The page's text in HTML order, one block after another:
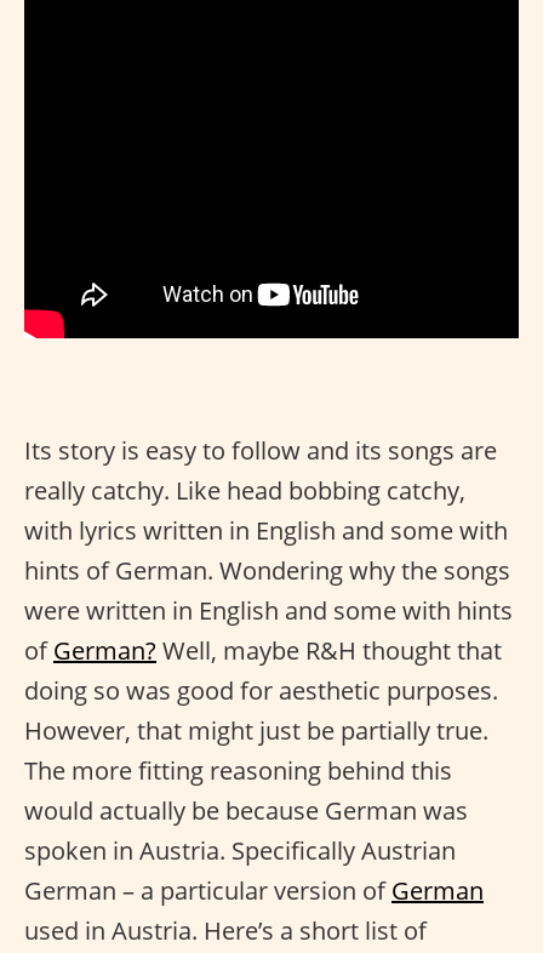
Its story is easy to follow and its songs are
really catchy. Like head bobbing catchy,
with lyrics written in English and some with
hints of German. Wondering why the songs
were written in English and some with hints
ofGerman? Well, maybe R&H thought that
doing so was good for aesthetic purposes.
However, that might just be partially true.
The more fitting reasoning behind this
would actually be because German was
spoken in Austria. Specifically Austrian
German – a particular version ofGerman
used in Austria. Here’s a short list of